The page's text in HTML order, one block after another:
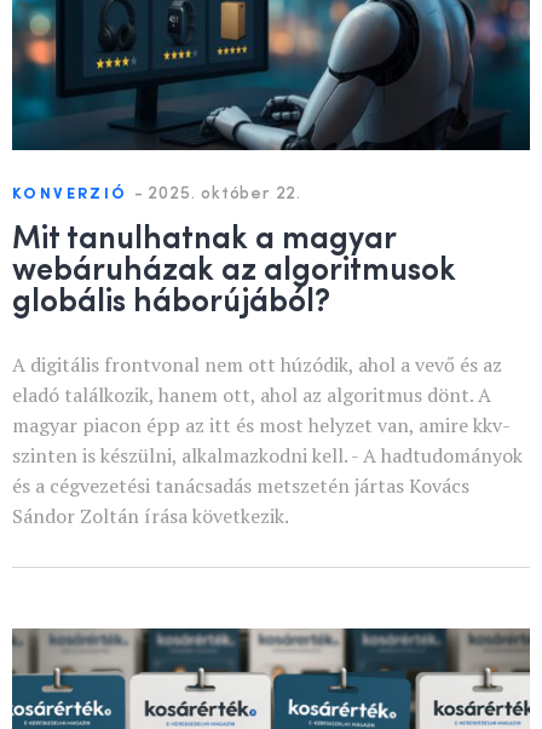
KONVERZIÓ - 2025. október 22.
Mit tanulhatnak a magyar
webáruházak az algoritmusok
globális háborújából?
A digitális frontvonal nem ott húzódik, ahol a vevő és az
eladó találkozik, hanem ott, ahol az algoritmus dönt. A
magyar piacon épp az itt és most helyzet van, amire kkv-
szinten is készülni, alkalmazkodni kell. - A hadtudományok
és a cégvezetési tanácsadás metszetén jártas Kovács
Sándor Zoltán írása következik.